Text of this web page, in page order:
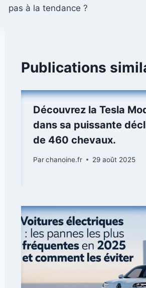
pas à la tendance ?
Publications
Découvrez la Tesla
dans sa puissante
de 460 chevaux.
Parchanoine.fr 29 août 2025